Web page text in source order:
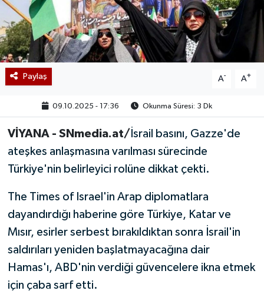
Paylaş A- A+
09.10.2025 - 17:36 Okunma Süresi: 3 Dk
VİYANA - SNmedia.at/ İsrail basını, Gazze'de
ateşkes anlaşmasına varılması sürecinde
Türkiye'nin belirleyici rolüne dikkat çekti.
The Times of Israel'in Arap diplomatlara
dayandırdığı haberine göre Türkiye, Katar ve
Mısır, esirler serbest bırakıldıktan sonra İsrail'in
saldırıları yeniden başlatmayacağına dair
Hamas'ı, ABD'nin verdiği güvencelere ikna etmek
için çaba sarf etti.